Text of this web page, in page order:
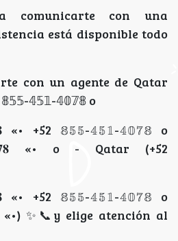
comunicarte con una
está disponible todo
con un agente de Qatar
𝟜𝟝𝟙-𝟜𝟘𝟟𝟠 o
«• +52 𝟠𝟝𝟝-𝟜𝟝𝟙-𝟜𝟘𝟟𝟠 o
«• o - Qatar (+52
«• +52 𝟠𝟝𝟝-𝟜𝟝𝟙-𝟜𝟘𝟟𝟠 o
«•) ✨📞y elige atención al